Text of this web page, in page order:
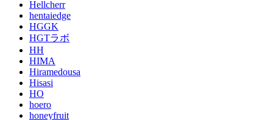
Hellcherr
hentaiedge
HGGK
HGTラボ
HH
HIMA
Hiramedousa
Hisasi
HO
hoero
honeyfruit